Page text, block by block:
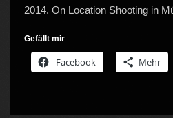
2014. On Location Shooting in
Gefällt mir
Facebook Mehr